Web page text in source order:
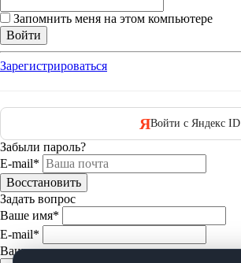
Запомнить меня на этом компьютере
Зарегистрироваться
ЯВойти с Яндекс ID
Забыли пароль?
E-mail*
Задать вопрос
Ваше имя*
E-mail*
Ваш вопрос